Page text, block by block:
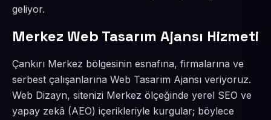
geliyor.
Merkez Web Tasarım Ajansı Hizmeti
Çankırı Merkez bölgesinin esnafına, firmalarına ve
serbest çalışanlarına Web Tasarım Ajansı veriyoruz.
Web Dizayn, sitenizi Merkez ölçeğinde yerel SEO ve
yapay zekâ (AEO) içerikleriyle kurgular; böylece